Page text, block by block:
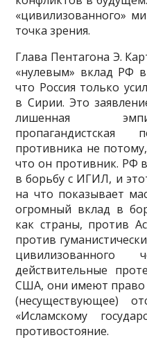
«цивилизованного»
точка зрения.
Глава Пентагона Э.
«нулевым» вклад РФ
что Россия только
в Сирии. Это
лишенная
пропагандистская
противника не
что он противник. РФ
в борьбу с ИГИЛ, и
на что показывает
огромный вклад в
как страны, против
против
цивилизованного
действительные
США, они имеют право
(несуществую­щее)
«Исламскому
противостояние.